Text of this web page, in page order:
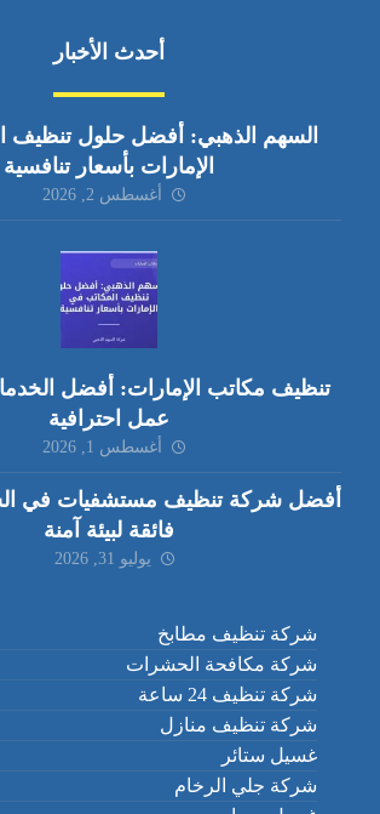
أحدث الأخبار
السهم الذهبي: أفضل حلول تنظيف
الإمارات بأسعار تنافسية
أغسطس 2, 2026
تنظيف مكاتب الإمارات: أفضل
عمل احترافية
أغسطس 1, 2026
أفضل شركة تنظيف مستشفيات في
فائقة لبيئة آمنة
يوليو 31, 2026
شركة تنظيف مطابخ
شركة مكافحة الحشرات
شركة تنظيف 24 ساعة
شركة تنظيف منازل
غسيل ستائر
شركة جلي الرخام